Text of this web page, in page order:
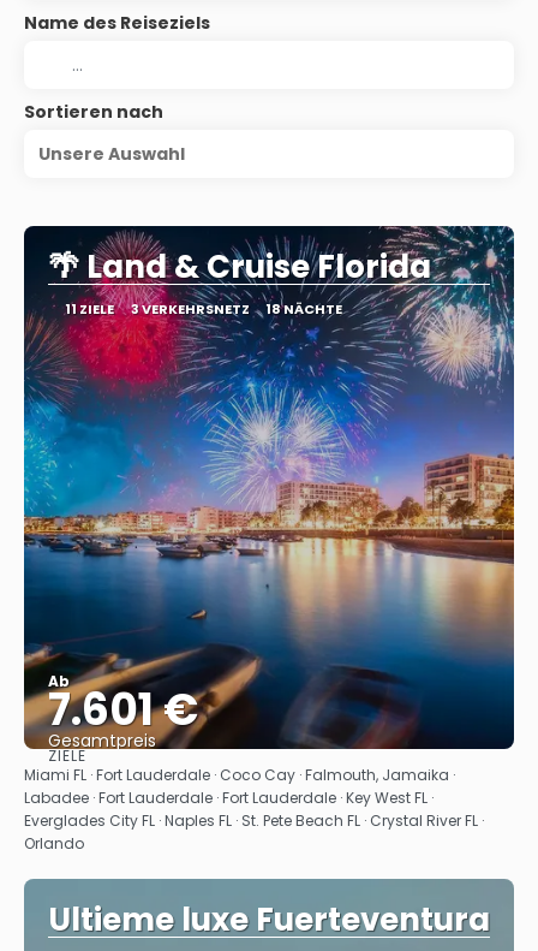
Name des Reiseziels
Sortieren nach
Unsere Auswahl
🌴 Land & Cruise Florida
11 ZIELE 3 VERKEHRSNETZ 18 NÄCHTE
Ab
7.601 €
Gesamtpreis
Sehen
ZIELE
Miami FL · Fort Lauderdale · Coco Cay · Falmouth, Jamaika ·
Labadee · Fort Lauderdale · Fort Lauderdale · Key West FL ·
Everglades City FL · Naples FL · St. Pete Beach FL · Crystal River FL ·
Orlando
Ultieme luxe Fuerteventura